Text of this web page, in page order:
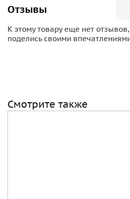
Отзывы
К этому товару еще нет отзывов,
поделись своими
Смотрите также